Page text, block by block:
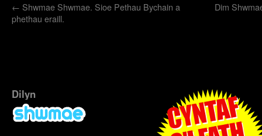
← Shwmae Shwmae. Sioe Pethau Bychain a
phethau eraill.
Dim
Dilyn